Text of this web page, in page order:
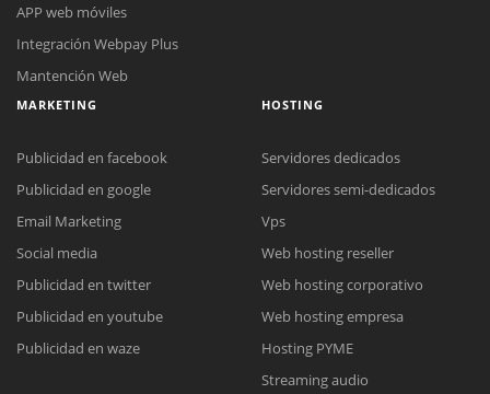
Reunión online
Meet para la reunión online.
Cotización
Chat Online
Todos nuestros ejecutivos están fuera de línea. Complete el formulario
APP web móviles
Integración Webpay Plus
Mantención Web
MARKETING
Publicidad en facebook
Publicidad en google
Email Marketing
Social media
Publicidad en twitter
Publicidad en youtube
Publicidad en waze
HOSTING
Servidores dedicados
Servidores semi-dedicados
Vps
Web hosting reseller
Web hosting corporativo
Web hosting empresa
Hosting PYME
Streaming audio